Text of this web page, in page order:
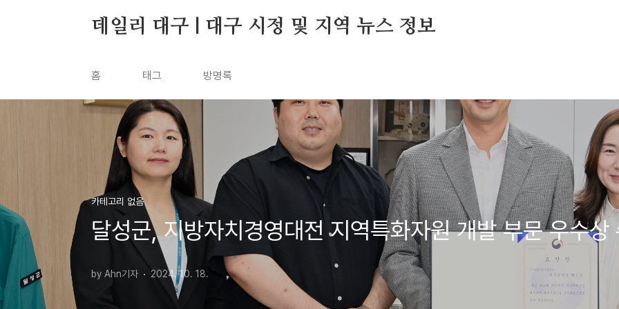
데일리 대구 | 대구 시정 및 지역 뉴스 정보
홈 태그 방명록
카테고리 없음
달성군, 지방자치경영대전 지역특화자원 개발 부문 우수상
by Ahn기자 2024. 10. 18.